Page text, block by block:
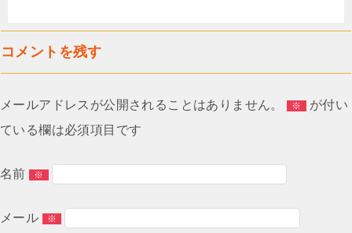
ビ
ゲ
シ
ョ
コメントを残す
メールアドレスが公開されることはありません。 ※ が付い
ている欄は必須項目です
名前 ※
メール ※